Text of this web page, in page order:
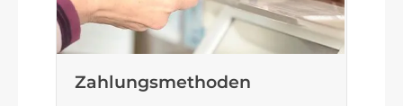
Zahlungsmethoden